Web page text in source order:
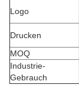
Logo
Drucken
MOQ
Industrie-
Gebrauch